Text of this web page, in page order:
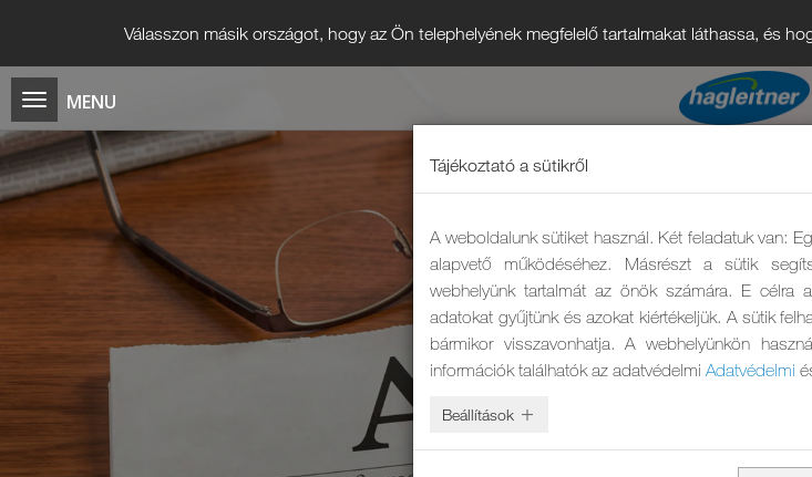
Válasszon másik országot, hogy az Ön telephelyének megfelelő tartalmakat láthassa, és
Tájékoztató a sütikről
A weboldalunk sütiket használ. Két feladatuk van:
alapvető működéséhez. Másrészt a sütik
webhelyünk tartalmát az önök számára. E célra
adatokat gyűjtünk és azokat kiértékeljük. A sütik
bármikor visszavonhatja. A webhelyünkön
információk találhatók az adatvédelmi Adatvédelmi
Beállítások